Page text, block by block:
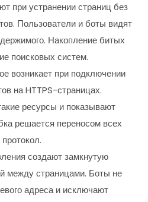
при устранении страниц без
Пользователи и боты видят
Накопление битых
поисковых систем.
возникает при подключении
на HTTPS-страницах.
ресурсы и показывают
решается переносом всех
создают замкнутую
между страницами. Боты не
адреса и исключают